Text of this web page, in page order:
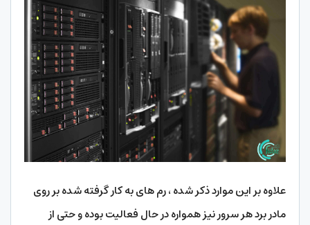
علاوه بر این موارد ذکر شده ، رم های به کار گرفته شده بر روی
مادر برد هر سرور نیز همواره در حال فعالیت بوده و حتی از